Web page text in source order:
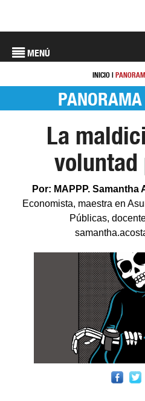
MENÚ
INICIO |
La
Por: MAPPP.
Economista, maestra en
Públicas,